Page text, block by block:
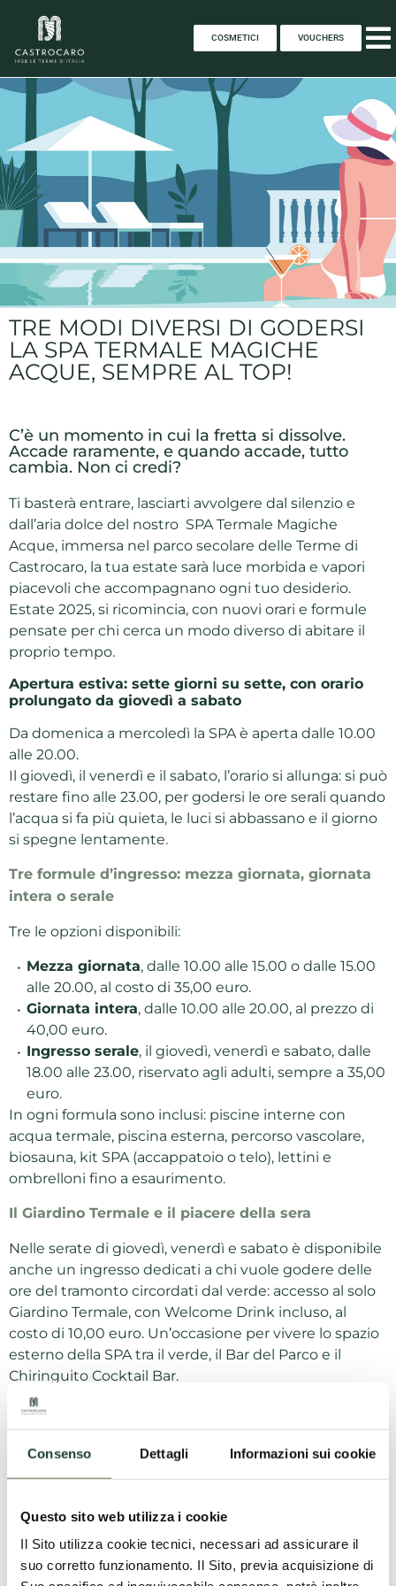
Consenso Dettagli Informazioni sui cookie
Questo sito web utilizza i cookie
Il Sito utilizza cookie tecnici, necessari ad assicurare il
suo corretto funzionamento. Il Sito, previa acquisizione di
COSMETICI VOUCHERS
TRE MODI DIVERSI DI GODERSI
LA SPA TERMALE MAGICHE
ACQUE, SEMPRE AL TOP!
C’è un momento in cui la fretta si dissolve.
Accade raramente, e quando accade, tutto
cambia. Non ci credi?
Ti basterà entrare, lasciarti avvolgere dal silenzio e
dall’aria dolce del nostro SPA Termale Magiche
Acque, immersa nel parco secolare delle Terme di
Castrocaro, la tua estate sarà luce morbida e vapori
piacevoli che accompagnano ogni tuo desiderio.
Estate 2025, si ricomincia, con nuovi orari e formule
pensate per chi cerca un modo diverso di abitare il
proprio tempo.
Apertura estiva: sette giorni su sette, con orario
prolungato da giovedì a sabato
Da domenica a mercoledì la SPA è aperta dalle 10.00
alle 20.00.
Il giovedì, il venerdì e il sabato, l’orario si allunga: si può
restare fino alle 23.00, per godersi le ore serali quando
l’acqua si fa più quieta, le luci si abbassano e il giorno
si spegne lentamente.
Tre formule d’ingresso: mezza giornata, giornata
intera o serale
Tre le opzioni disponibili:
Mezza giornata, dalle 10.00 alle 15.00 o dalle 15.00
alle 20.00, al costo di 35,00 euro.
Giornata intera, dalle 10.00 alle 20.00, al prezzo di
40,00 euro.
Ingresso serale, il giovedì, venerdì e sabato, dalle
18.00 alle 23.00, riservato agli adulti, sempre a 35,00
euro.
In ogni formula sono inclusi: piscine interne con
acqua termale, piscina esterna, percorso vascolare,
biosauna, kit SPA (accappatoio o telo), lettini e
ombrelloni fino a esaurimento.
Il Giardino Termale e il piacere della sera
Nelle serate di giovedì, venerdì e sabato è disponibile
anche un ingresso dedicati a chi vuole godere delle
ore del tramonto circordati dal verde: accesso al solo
Giardino Termale, con Welcome Drink incluso, al
costo di 10,00 euro. Un’occasione per vivere lo spazio
esterno della SPA tra il verde, il Bar del Parco e il
Chiringuito Cocktail Bar.
Accesso bambini e ragazzi
Il sabato, dalle 15.00 alle 20.00, possono accedere
gratuitamente.
10.00–20.00 con le stesse condizioni.
Non è consentito l’ingresso ai bambini sotto i 36